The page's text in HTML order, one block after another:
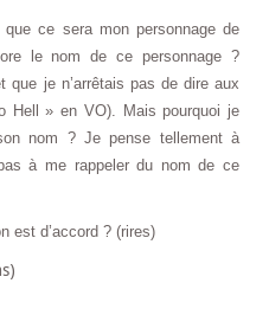
ce sera mon personnage de
le nom de ce personnage ?
que je n’arrêtais pas de dire aux
Hell » en VO). Mais pourquoi je
nom ? Je pense tellement à
à me rappeler du nom de ce
est d’accord ? (rires)